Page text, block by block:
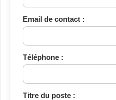
Email de contact :
Téléphone :
Titre du poste :